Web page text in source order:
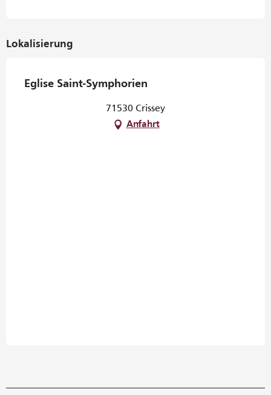
Lokalisierung
Eglise Saint-Symphorien
71530 Crissey
Anfahrt